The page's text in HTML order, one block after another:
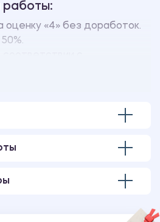
работы:
«4» без доработок.
учебного заведения.